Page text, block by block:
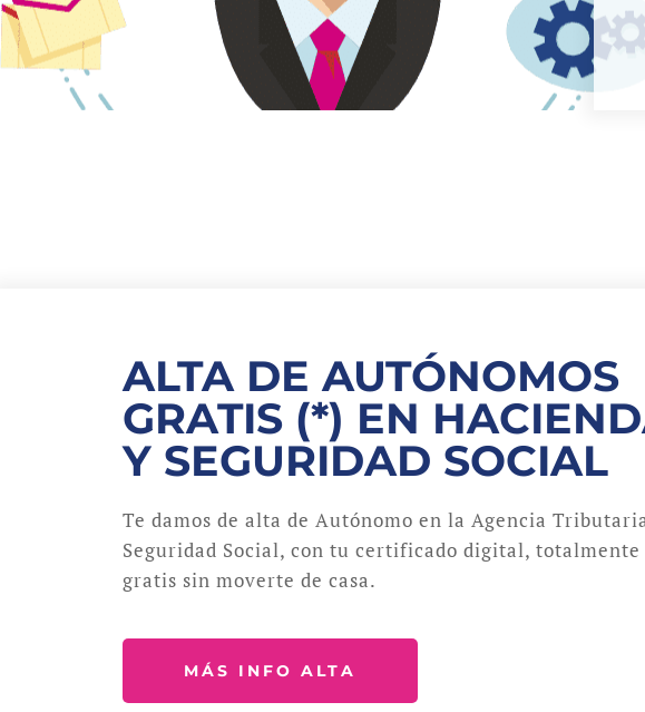
ALTA DE AUTÓNOMOS
GRATIS (*) EN
Y SEGURIDAD SOCIAL
Te damos de alta de Autónomo en la Agencia
Seguridad Social, con tu certificado digital, totalmente
gratis sin moverte de casa.
MÁS INFO ALTA